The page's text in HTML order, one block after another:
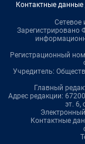
Контактные
Сетевое
Зарегистрировано
Регистрационный
Учредитель:
Главный
Адрес редакции:
эт. 6,
Контактные